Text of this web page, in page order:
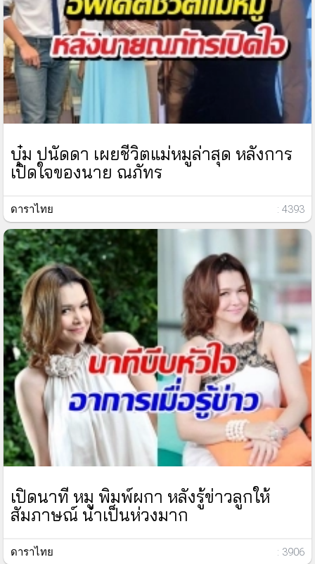
บุ๋ม ปนัดดา เผยชีวิตแม่หมูล่าสุด หลังการ
เปิดใจของนาย ณภัทร
ดาราไทย : 4393
เปิดนาที หมู พิมพ์ผกา หลังรู้ข่าวลูกให้
สัมภาษณ์ น่าเป็นห่วงมาก
ดาราไทย : 3906